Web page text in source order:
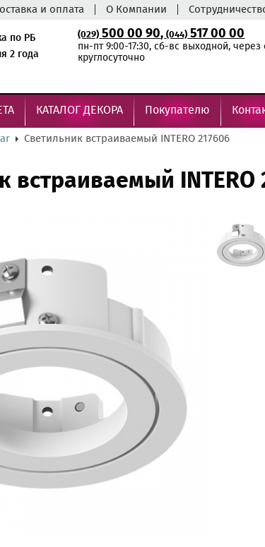
и оплата О Компании
по РБ
2 года
(029) 500 00 90,(044) 517 00 00
пн-пт 9:00-17:30, сб-вс выходной,
круглосуточно
КАТАЛОГ ДЕКОРА Покупателю
Светильник встраиваемый INTERO 217606
встраиваемый INTERO